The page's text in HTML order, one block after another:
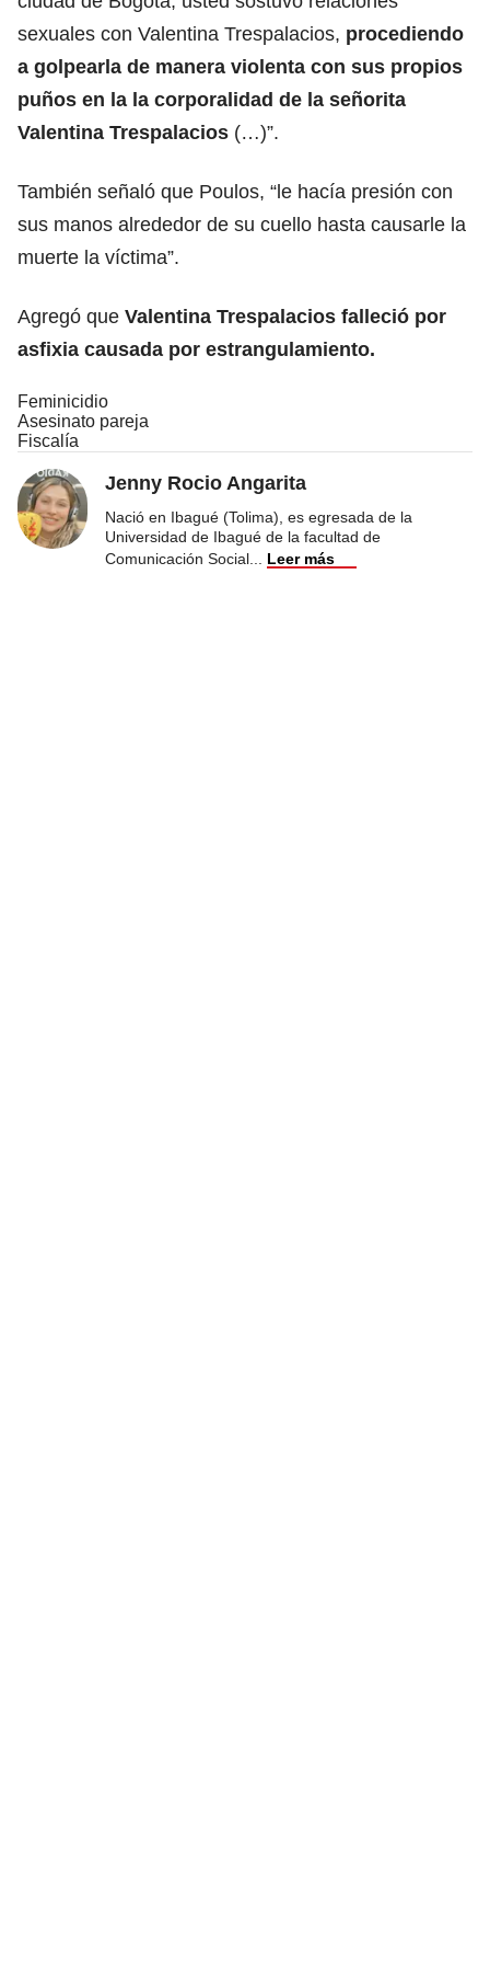
sexuales con Valentina Trespalacios, procediendo
a golpearla de manera violenta con sus propios
puños en la la corporalidad de la señorita
Valentina Trespalacios (…)”.
También señaló que Poulos, “le hacía presión con
sus manos alrededor de su cuello hasta causarle la
muerte la víctima”.
Agregó que Valentina Trespalacios falleció por
asfixia causada por estrangulamiento.
Feminicidio
Asesinato pareja
Fiscalía
Jenny Rocio Angarita
Nació en Ibagué (Tolima), es egresada de la
Universidad de Ibagué de la facultad de
Comunicación Social
Leer más